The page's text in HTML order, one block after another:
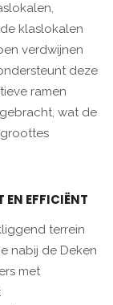
klaslokalen
verdwijnen
deze
ramen
wat de
EFFICIËNT
terrein
nabij de Deken
met